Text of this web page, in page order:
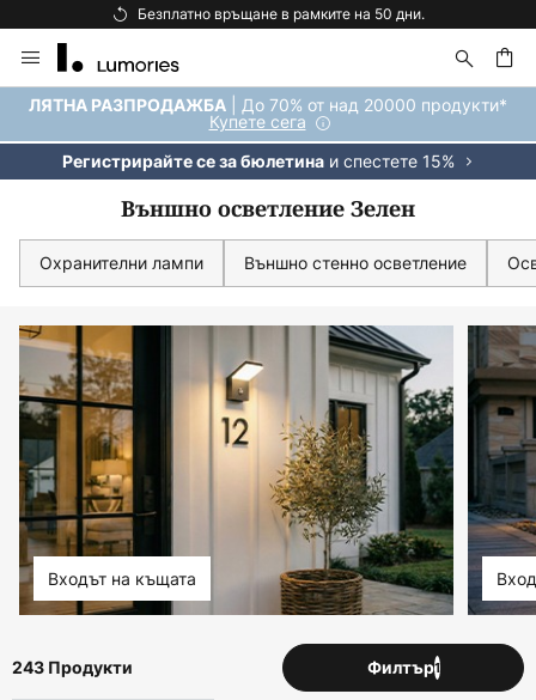
Безплатна доставка над 92 €.
Прескачане
към
съдържанието
ЛЯТНА РАЗПРОДАЖБА | До 70% от над 20000 продукти*
Купете сега
Регистрирайте се за бюлетинаи спестете 15%
Външно осветление Зелен
Охранителни лампи Външно стенно осветление
Входът на къщата Вход
243 Продукти Филтър1